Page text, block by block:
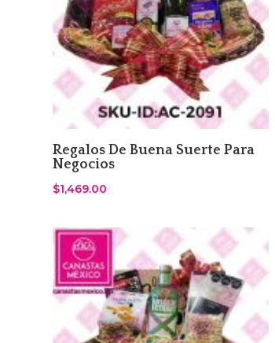
Regalos De Buena Suerte Para
Negocios
$1,469.00